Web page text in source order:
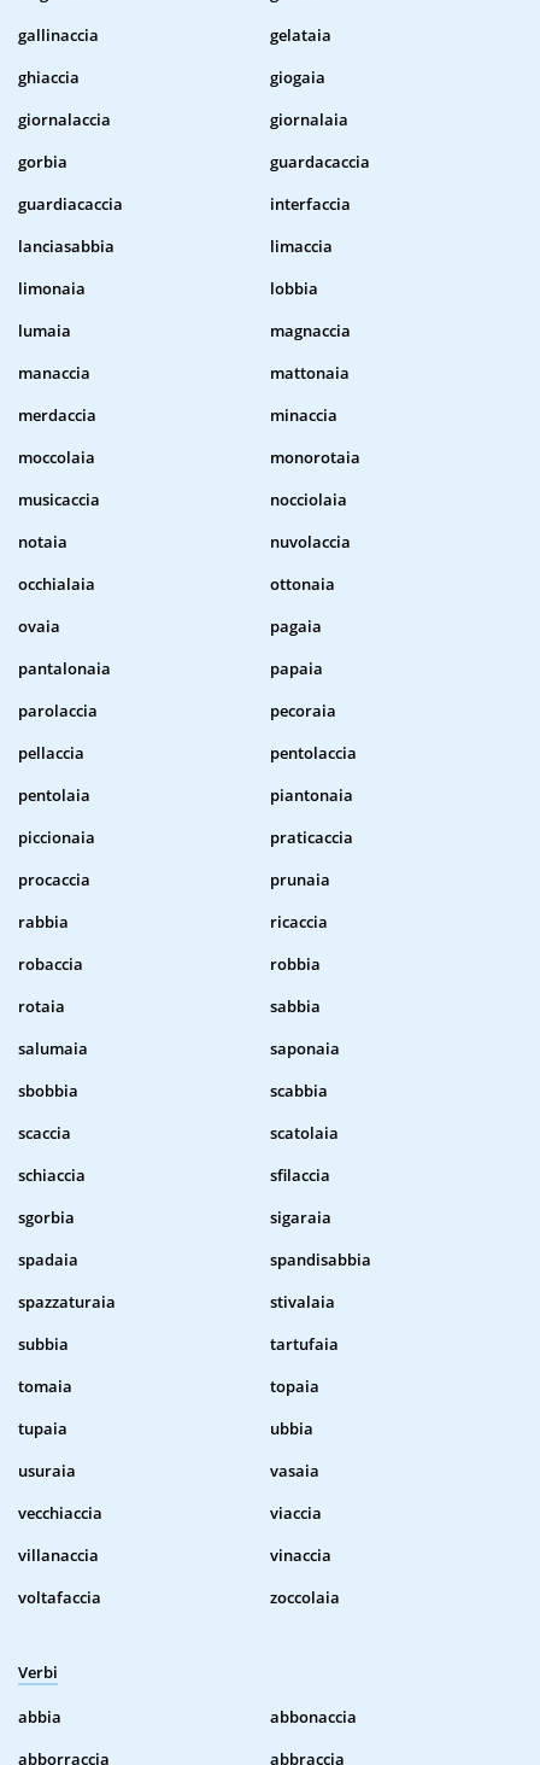
gallinaccia
gelataia
ghiaccia
giogaia
giornalaccia
giornalaia
gorbia
guardacaccia
guardiacaccia
interfaccia
lanciasabbia
limaccia
limonaia
lobbia
lumaia
magnaccia
manaccia
mattonaia
merdaccia
minaccia
moccolaia
monorotaia
musicaccia
nocciolaia
notaia
nuvolaccia
occhialaia
ottonaia
ovaia
pagaia
pantalonaia
papaia
parolaccia
pecoraia
pellaccia
pentolaccia
pentolaia
piantonaia
piccionaia
praticaccia
procaccia
prunaia
rabbia
ricaccia
robaccia
robbia
rotaia
sabbia
salumaia
saponaia
sbobbia
scabbia
scaccia
scatolaia
schiaccia
sfilaccia
sgorbia
sigaraia
spadaia
spandisabbia
spazzaturaia
stivalaia
subbia
tartufaia
tomaia
topaia
tupaia
ubbia
usuraia
vasaia
vecchiaccia
viaccia
villanaccia
vinaccia
voltafaccia
zoccolaia
Verbi
abbia
abbonaccia
abborraccia
abbraccia